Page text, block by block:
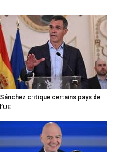
Sánchez critique certains pays de
l’UE